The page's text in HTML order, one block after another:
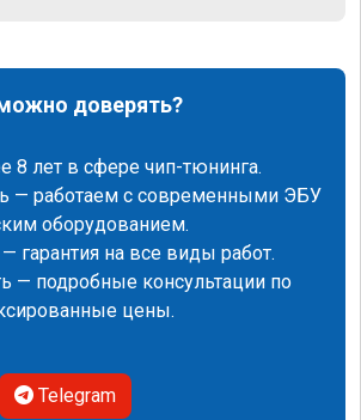
доверять?
8 лет в сфере чип-тюнинга.
— работаем с современными ЭБУ
оборудованием.
гарантия на все виды работ.
— подробные консультации по
цены.
Telegram